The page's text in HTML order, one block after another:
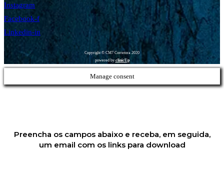
Instagram
Facebook-f
Linkedin-in
Copyright © CM7 Corretora 2020
powered by clinicUp
Manage consent
Preencha os campos abaixo e receba, em seguida,
um email com os links para download